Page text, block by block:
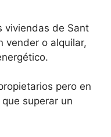
viviendas de Sant
vender o alquilar,
pero en
superar un